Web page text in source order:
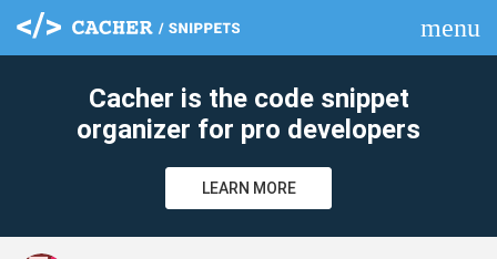
menu
Cacher is the code snippet
organizer for pro developers
LEARN MORE
clear